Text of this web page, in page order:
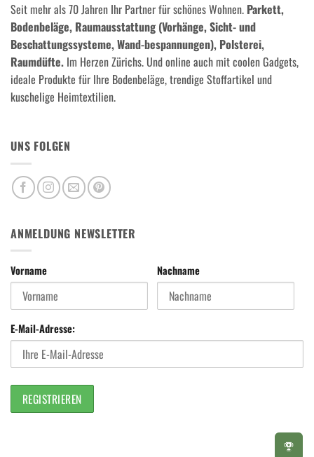
Seit mehr als 70 Jahren Ihr Partner für schönes Wohnen. Parkett,
Bodenbeläge, Raumausstattung (Vorhänge, Sicht- und
Beschattungssysteme, Wand-bespannungen), Polsterei,
Raumdüfte. Im Herzen Zürichs. Und online auch mit coolen Gadgets,
ideale Produkte für Ihre Bodenbeläge, trendige Stoffartikel und
kuschelige Heimtextilien.
UNS FOLGEN
ANMELDUNG NEWSLETTER
Vorname Nachname
E-Mail-Adresse: